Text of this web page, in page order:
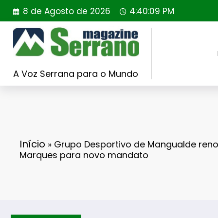
Saltar
para
conteúdo
8 de Agosto de 2026 4:40:11 PM
A Voz Serrana para o Mundo
Início » Grupo Desportivo de Mangualde
Marques para novo mandato